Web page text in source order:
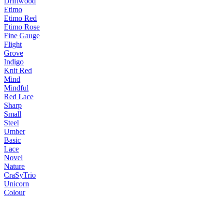
Etimo
Etimo Red
Etimo Rose
Fine Gauge
Flight
Grove
Indigo
Knit Red
Mind
Mindful
Red Lace
Sharp
Small
Steel
Umber
Basic
Lace
Novel
Nature
CraSyTrio
Unicorn
Colour